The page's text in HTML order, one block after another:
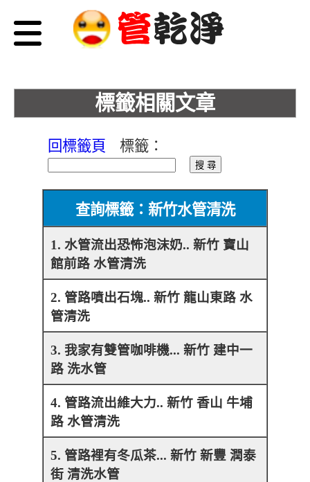
標籤相關文章
回標籤頁 標籤：
查詢標籤：新竹水管清洗
1. 水管流出恐怖泡沫奶.. 新竹 寶山
館前路 水管清洗
2. 管路噴出石塊.. 新竹 龍山東路 水
管清洗
3. 我家有雙管咖啡機... 新竹 建中一
路 洗水管
4. 管路流出維大力.. 新竹 香山 牛埔
路 水管清洗
5. 管路裡有冬瓜茶... 新竹 新豐 潤泰
街 清洗水管